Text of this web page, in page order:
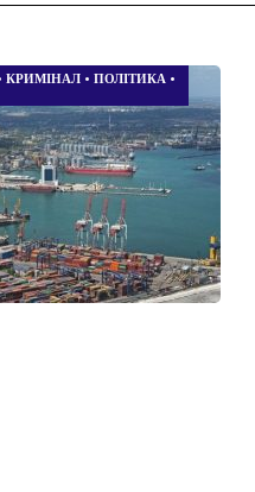
КРИМІНАЛ • ПОЛІТИКА •